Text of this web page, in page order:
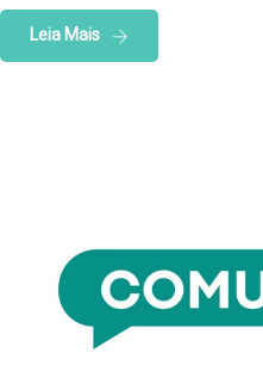
Leia Mais